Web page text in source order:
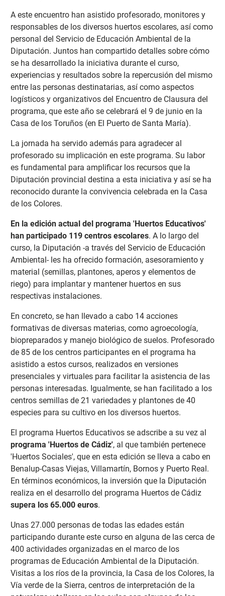
A este encuentro han asistido profesorado, monitores y
responsables de los diversos huertos escolares, así como
personal del Servicio de Educación Ambiental de la
Diputación. Juntos han compartido detalles sobre cómo
se ha desarrollado la iniciativa durante el curso,
experiencias y resultados sobre la repercusión del mismo
entre las personas destinatarias, así como aspectos
logísticos y organizativos del Encuentro de Clausura del
programa, que este año se celebrará el 9 de junio en la
Casa de los Toruños (en El Puerto de Santa María).
La jornada ha servido además para agradecer al
profesorado su implicación en este programa. Su labor
es fundamental para amplificar los recursos que la
Diputación provincial destina a esta iniciativa y así se ha
reconocido durante la convivencia celebrada en la Casa
de los Colores.
En la edición actual del programa 'Huertos Educativos'
han participado 119 centros escolares. A lo largo del
curso, la Diputación -a través del Servicio de Educación
Ambiental- les ha ofrecido formación, asesoramiento y
material (semillas, plantones, aperos y elementos de
riego) para implantar y mantener huertos en sus
respectivas instalaciones.
En concreto, se han llevado a cabo 14 acciones
formativas de diversas materias, como agroecología,
biopreparados y manejo biológico de suelos. Profesorado
de 85 de los centros participantes en el programa ha
asistido a estos cursos, realizados en versiones
presenciales y virtuales para facilitar la asistencia de las
personas interesadas. Igualmente, se han facilitado a los
centros semillas de 21 variedades y plantones de 40
especies para su cultivo en los diversos huertos.
El programa Huertos Educativos se adscribe a su vez al
programa 'Huertos de Cádiz', al que también pertenece
'Huertos Sociales', que en esta edición se lleva a cabo en
Benalup-Casas Viejas, Villamartín, Bornos y Puerto Real.
En términos económicos, la inversión que la Diputación
realiza en el desarrollo del programa Huertos de Cádiz
supera los 65.000 euros.
Unas 27.000 personas de todas las edades están
participando durante este curso en alguna de las cerca de
400 actividades organizadas en el marco de los
programas de Educación Ambiental de la Diputación.
Visitas a los ríos de la provincia, la Casa de los Colores, la
Vía verde de la Sierra, centros de interpretación de la